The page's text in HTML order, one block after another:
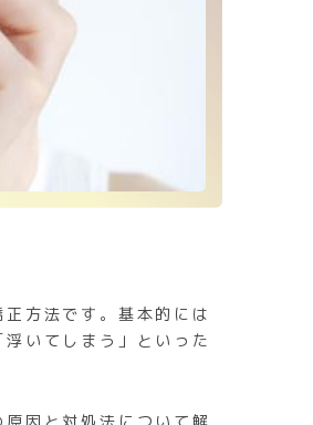
方法です。基本的には
いてしまう」といった